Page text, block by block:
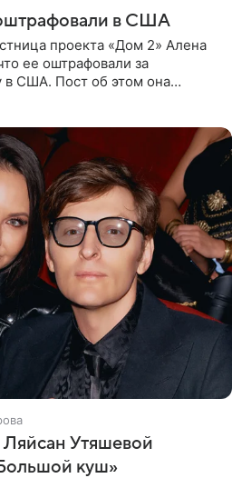
в США
проекта «Дом 2» Алена
ее оштрафовали за
в США. Пост об этом она
Утяшевой
куш»